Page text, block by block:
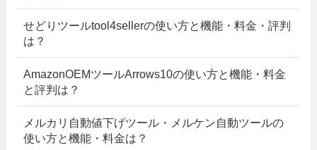
せどりツールtool4sellerの使い方と機能・料金・評判
は？
AmazonOEMツールArrows10の使い方と機能・料金
と評判は？
メルカリ自動値下げツール・メルケン自動ツールの
使い方と機能・料金は？